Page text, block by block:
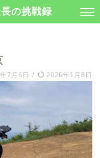
の挑戦録
7月6日 / 2026年1月8日